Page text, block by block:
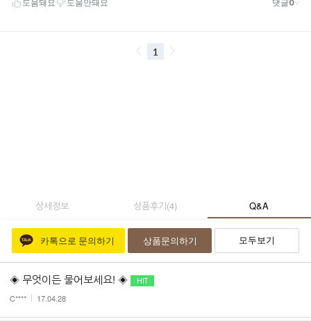
상세정보 상품후기(4) Q&A
카톡으로 문의하기 상품문의하기 모두보기
◈ 무엇이든 물어보세요! ◈
C**** 17.04.28